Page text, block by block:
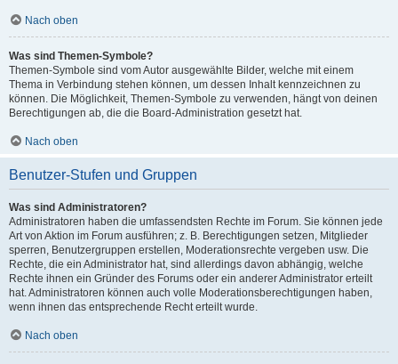
Nach oben
Was sind Themen-Symbole?
Themen-Symbole sind vom Autor ausgewählte Bilder, welche mit einem
Thema in Verbindung stehen können, um dessen Inhalt kennzeichnen zu
können. Die Möglichkeit, Themen-Symbole zu verwenden, hängt von deinen
Berechtigungen ab, die die Board-Administration gesetzt hat.
Nach oben
Benutzer-Stufen und Gruppen
Was sind Administratoren?
Administratoren haben die umfassendsten Rechte im Forum. Sie können jede
Art von Aktion im Forum ausführen; z. B. Berechtigungen setzen, Mitglieder
sperren, Benutzergruppen erstellen, Moderationsrechte vergeben usw. Die
Rechte, die ein Administrator hat, sind allerdings davon abhängig, welche
Rechte ihnen ein Gründer des Forums oder ein anderer Administrator erteilt
hat. Administratoren können auch volle Moderationsberechtigungen haben,
wenn ihnen das entsprechende Recht erteilt wurde.
Nach oben